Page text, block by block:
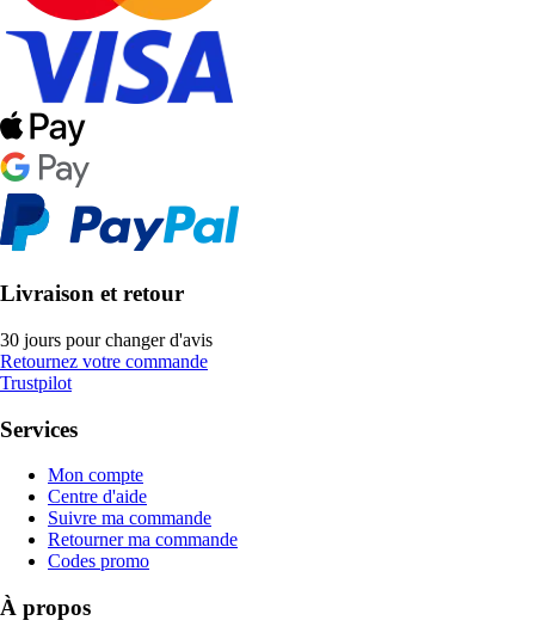
Livraison et retour
30 jours pour changer d'avis
Retournez votre commande
Trustpilot
Services
Mon compte
Centre d'aide
Suivre ma commande
Retourner ma commande
Codes promo
À propos